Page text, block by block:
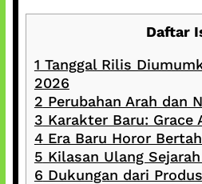
Daftar
1 Tanggal Rilis
2026
2 Perubahan Arah dan
3 Karakter Baru: Grace
4Era Baru Horor
5 Kilasan Ulang
6 Dukungan dari